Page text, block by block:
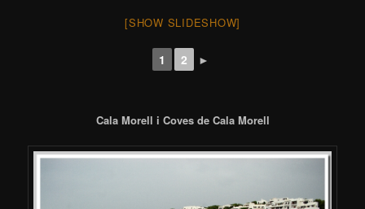
[SHOW SLIDESHOW]
1 2 ►
Cala Morell i Coves de Cala Morell